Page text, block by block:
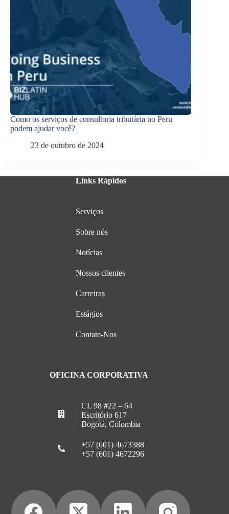
Como os serviços de consultoria tributária no Peru
podem ajudar você?
23 de outubro de 2024
Links Rápidos
Serviços
Sobre nós
Notícias
Nossos clientes
Carreiras
Estágios
Contate-Nos
OFICINA CORPORATIVA
CL 98 #22 – 64
Escritório 617
Bogotá, Colombia
+57 (601) 4673388
+57 (601) 4672296